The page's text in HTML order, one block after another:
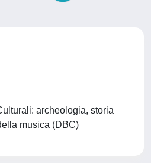
archeologia, storia
musica (DBC)